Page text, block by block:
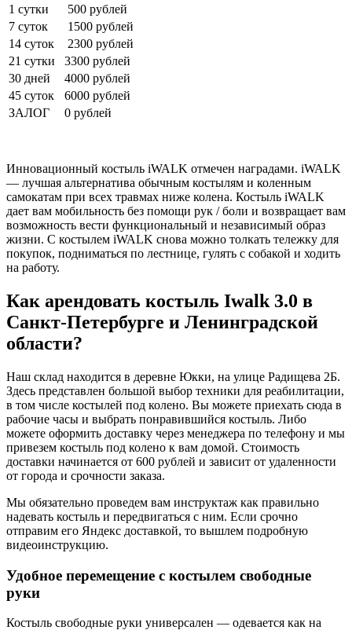
1 сутки
500 рублей
7 суток
1500 рублей
14 суток
2300 рублей
21 сутки
3300 рублей
30 дней
4000 рублей
45 суток
6000 рублей
ЗАЛОГ
0 рублей
Инновационный костыль iWALK отмечен наградами. iWALK
— лучшая альтернатива обычным костылям и коленным
самокатам при всех травмах ниже колена. Костыль iWALK
дает вам мобильность без помощи рук / боли и возвращает вам
возможность вести функциональный и независимый образ
жизни. С костылем iWALK снова можно толкать тележку для
покупок, подниматься по лестнице, гулять с собакой и ходить
на работу.
Как арендовать костыль Iwalk 3.0 в
Санкт-Петербурге и Ленинградской
области?
Наш склад находится в деревне Юкки, на улице Радищева 2Б.
Здесь представлен большой выбор техники для реабилитации,
в том числе костылей под колено. Вы можете приехать сюда в
рабочие часы и выбрать понравившийся костыль. Либо
можете оформить доставку через менеджера по телефону и мы
привезем костыль под колено к вам домой. Стоимость
доставки начинается от 600 рублей и зависит от удаленности
от города и срочности заказа.
Мы обязательно проведем вам инструктаж как правильно
надевать костыль и передвигаться с ним. Если срочно
отправим его Яндекс доставкой, то вышлем подробную
видеоинструкцию.
Удобное перемещение с костылем свободные
руки
Костыль свободные руки универсален — одевается как на